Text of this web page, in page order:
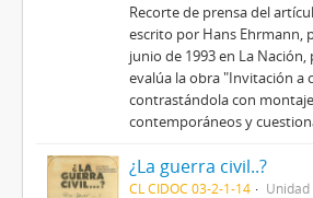
Recorte de prensa del
escrito por Hans Ehrmann,
junio de 1993 en La Nación,
evalúa la obra "Invitación a
contrastándola con
contemporáneos y
¿La guerra civil..?
CL CIDOC 03-2-1-14